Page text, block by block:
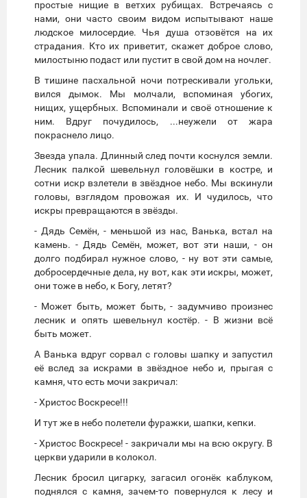
простые нищие в ветхих рубищах. Встречаясь с
нами, они часто своим видом испытывают наше
людское милосердие. Чья душа отзовётся на их
страдания. Кто их приветит, скажет доброе слово,
милостыню подаст или пустит в свой дом на ночлег.
В тишине пасхальной ночи потрескивали угольки,
вился дымок. Мы молчали, вспоминая убогих,
нищих, ущербных. Вспоминали и своё отношение к
ним. Вдруг почудилось, ...неужели от жара
покраснело лицо.
Звезда упала. Длинный след почти коснулся земли.
Лесник палкой шевельнул головёшки в костре, и
сотни искр взлетели в звёздное небо. Мы вскинули
головы, взглядом провожая их. И чудилось, что
искры превращаются в звёзды.
- Дядь Семён, - меньшой из нас, Ванька, встал на
камень. - Дядь Семён, может, вот эти наши, - он
долго подбирал нужное слово, - ну вот эти самые,
добросердечные дела, ну вот, как эти искры, может,
они тоже в небо, к Богу, летят?
- Может быть, может быть, - задумчиво произнес
лесник и опять шевельнул костёр. - В жизни всё
быть может.
А Ванька вдруг сорвал с головы шапку и запустил
её вслед за искрами в звёздное небо и, прыгая с
камня, что есть мочи закричал:
- Христос Воскресе!!!
И тут же в небо полетели фуражки, шапки, кепки.
- Христос Воскресе! - закричали мы на всю округу. В
церкви ударили в колокол.
Лесник бросил цигарку, загасил огонёк каблуком,
поднялся с камня, зачем-то повернулся к лесу и